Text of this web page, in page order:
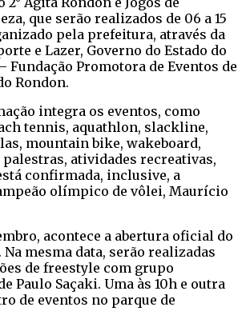
que serão realizados de 06 a 15
pela prefeitura, através da
e Lazer, Governo do Estado do
Fundação Promotora de Eventos de
Rondon.
integra os eventos, como
tennis, aquathlon, slackline,
mountain bike, wakeboard,
atividades recreativas,
confirmada, inclusive, a
olímpico de vôlei, Maurício
acontece a abertura oficial do
Na mesma data, serão realizadas
de freestyle com grupo
Paulo Saçaki. Uma às 10h e outra
de eventos no parque de